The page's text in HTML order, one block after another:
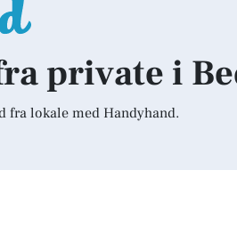
private i
fra lokale med Handyhand.